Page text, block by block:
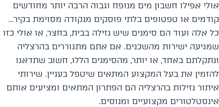
אולי אפילו חשבון מים מנופח וגבוה הרבה יותר מחודשים
קודמים או טפטופים בלתי פוסקים מנקודה מסוימת בקיר…
כל אלה ועוד הם סימנים שיש נזילה בבית, בחצר, או אולי כזו
שמגיעה ישירות מהשכנים. אם אתם מתגוררים בהרצליה
ונתקלתם באחד, או יותר, מהסימנים הללו, חשוב שתדאגו
להזמין את בעל המקצוע המתאים שיטפל בעניין. שירותי
איתור נזילות בהרצליה הם הפתרון המתאים ומציעים אותם
אינסטלטורים מקצועיים ומנוסים.